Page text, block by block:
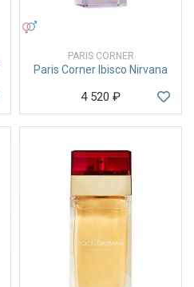
PARIS CORNER
Paris Corner Ibisco Nirvana
4 520 ₽